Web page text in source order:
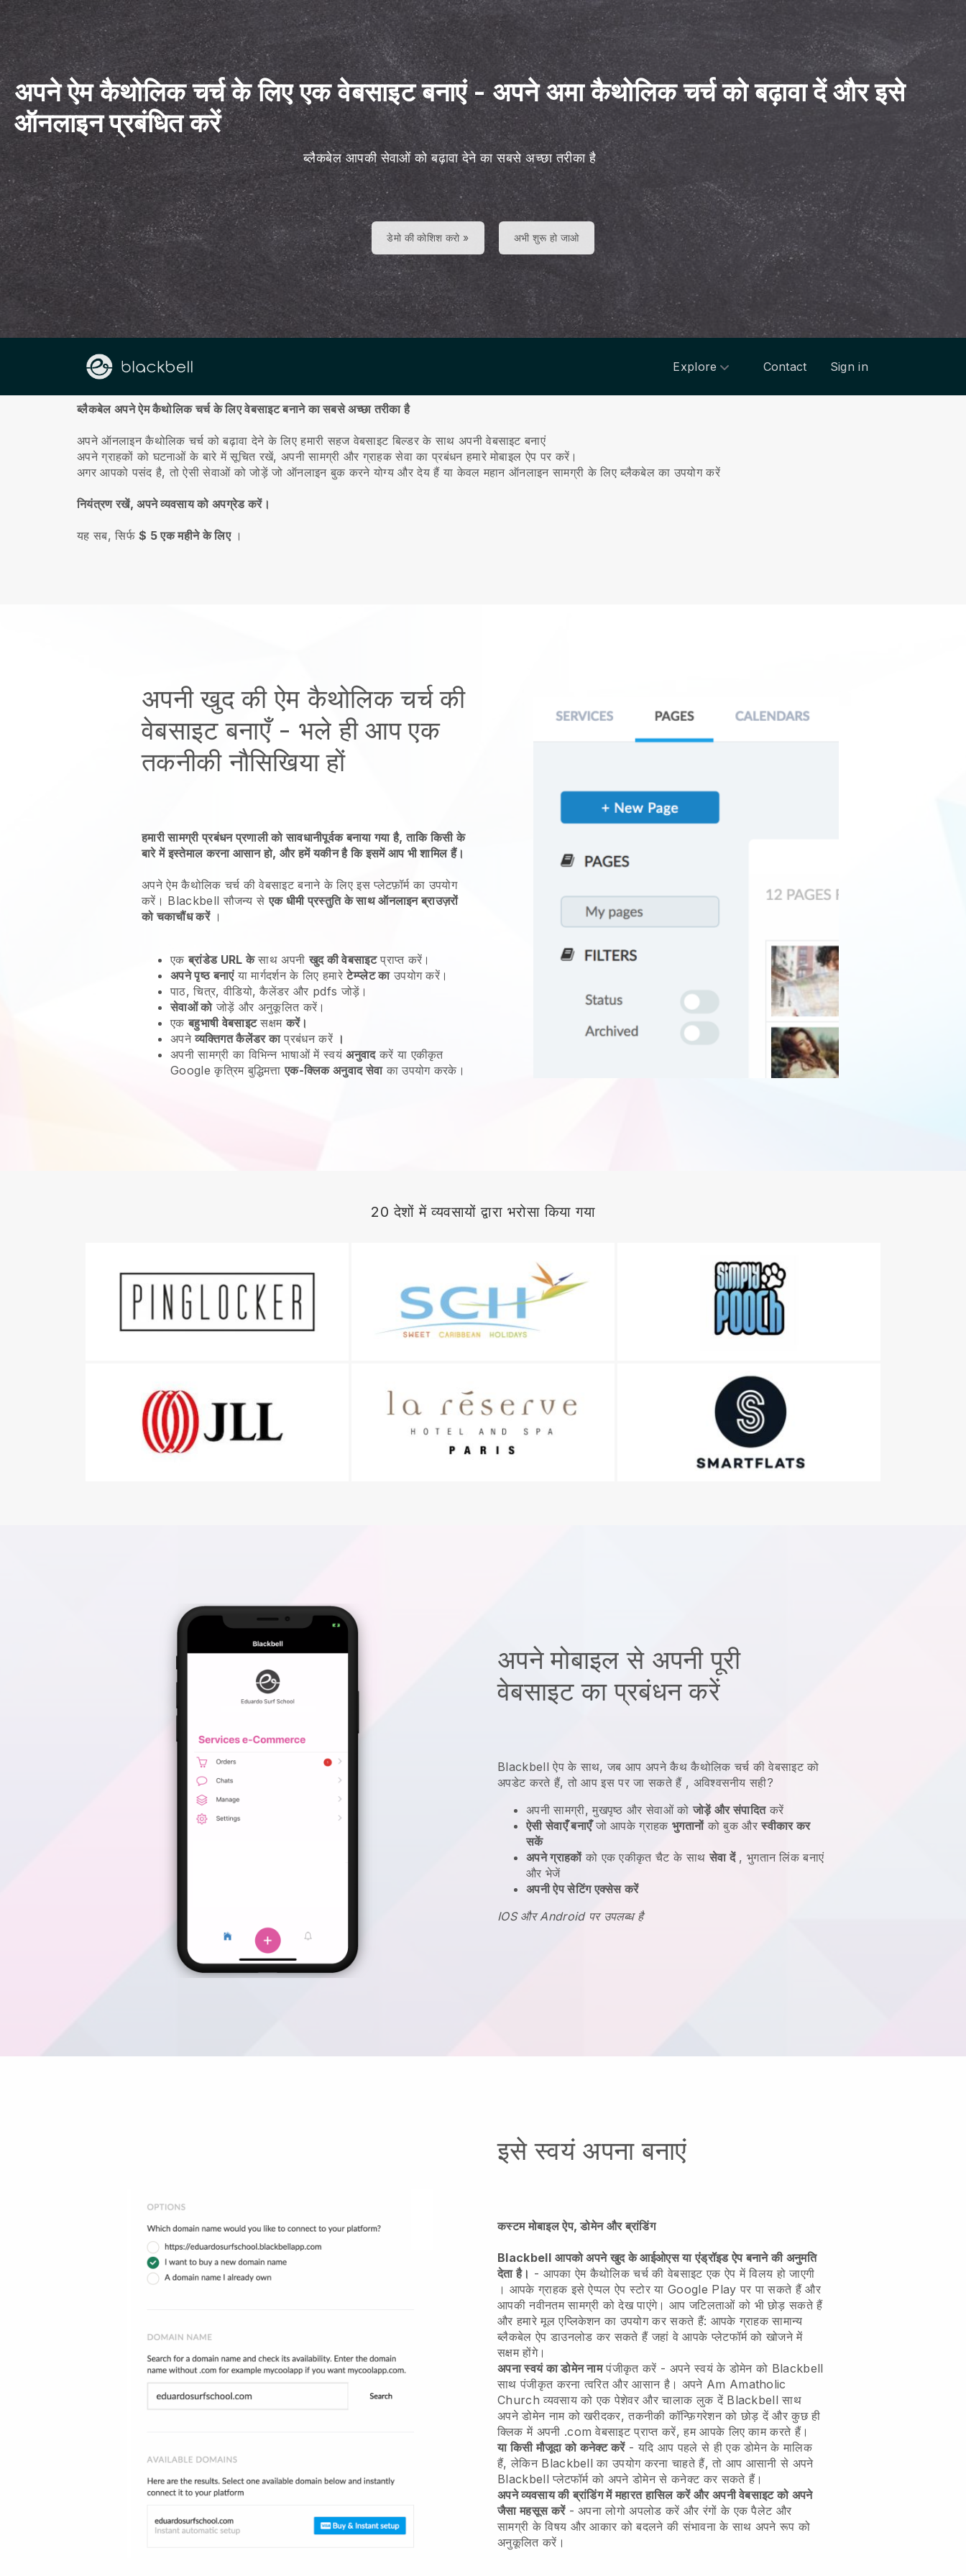
अपने ऐम कैथोलिक चर्च के लिए एक वेबसाइट बनाएं-अपने अमा कैथोलिक चर्च को बढ़ावा दें और इसे
ऑनलाइन प्रबंधित करें
ब्लैकबेल आपकी सेवाओं को बढ़ावा देने का सबसे अच्छा तरीका है
डेमो की कोशिश करो » अभी शुरू हो जाओ
Explore Contact Sign in
हमारे बारे में
ब्लैकबेल अपने ऐम कैथोलिक चर्च के लिए वेबसाइट बनाने का सबसे अच्छा तरीका है
अपने ऑनलाइन कैथोलिक चर्च को बढ़ावा देने के लिए हमारी सहज वेबसाइट बिल्डर के साथ अपनी वेबसाइट बनाएं
अपने ग्राहकों को घटनाओं के बारे में सूचित रखें, अपनी सामग्री और ग्राहक सेवा का प्रबंधन हमारे मोबाइल ऐप पर करें।
अगर आपको पसंद है, तो ऐसी सेवाओं को जोड़ें जो ऑनलाइन बुक करने योग्य और देय हैं या केवल महान ऑनलाइन सामग्री के लिए ब्लैकबेल का उपयोग करें
नियंत्रण रखें, अपने व्यवसाय को अपग्रेड करें।
यह सब, सिर्फ$ 5 एक महीने के लिए।
अपनी खुद की ऐम कैथोलिक चर्च की
वेबसाइट बनाएँ- भले ही आप एक
तकनीकी नौसिखिया हों
हमारी सामग्री प्रबंधन प्रणाली को सावधानीपूर्वक बनाया गया है, ताकि किसी के
बारे में इस्तेमाल करना आसान हो, और हमें यकीन है कि इसमें आप भी शामिल हैं।
अपने ऐम कैथोलिक चर्च की वेबसाइट बनाने के लिए इस प्लेटफ़ॉर्म का उपयोग
करें। Blackbell सौजन्य सेएक धीमी प्रस्तुति के साथ ऑनलाइन ब्राउज़रों
को चकाचौंध करें।
एकब्रांडेड URL केसाथ अपनीखुद की वेबसाइटप्राप्त करें।
अपने पृष्ठ बनाएंया मार्गदर्शन के लिए हमारेटेम्प्लेट काउपयोग करें।
पाठ, चित्र, वीडियो, कैलेंडर और pdfs जोड़ें।
सेवाओं कोजोड़ें और अनुकूलित करें।
एकबहुभाषी वेबसाइटसक्षमकरें।
अपनेव्यक्तिगत कैलेंडर काप्रबंधन करें ।
अपनी सामग्री का विभिन्न भाषाओं में स्वयंअनुवादकरें या एकीकृत
Google कृत्रिम बुद्धिमत्ताएक-क्लिक अनुवाद सेवाका उपयोग करके।
20 देशों में व्यवसायों द्वारा भरोसा किया गया
अपने मोबाइल से अपनी पूरी
वेबसाइट का प्रबंधन करें
Blackbell ऐप के साथ,जब आप अपने कैथ कैथोलिक चर्च की वेबसाइट को
अपडेट करते हैं, तो आप इस पर जा सकते हैं, अविश्वसनीय सही?
अपनी सामग्री, मुखपृष्ठ और सेवाओं कोजोड़ें और संपादितकरें
ऐसी सेवाएँ बनाएँजो आपके ग्राहकभुगतानोंको बुक औरस्वीकार कर
सकें
अपने ग्राहकोंको एक एकीकृत चैट के साथसेवा दें, भुगतान लिंक बनाएं
और भेजें
अपनी ऐप सेटिंग एक्सेस करें
IOS और Android पर उपलब्ध है
इसे स्वयं अपना बनाएं
कस्टम मोबाइल ऐप, डोमेन और ब्रांडिंग
Blackbell आपको अपने खुद के आईओएस या एंड्रॉइड ऐप बनाने की अनुमति
देता है। - आपका ऐम कैथोलिक चर्च की वेबसाइट एक ऐप में विलय हो जाएगी
। आपके ग्राहक इसे ऐप्पल ऐप स्टोर या Google Play पर पा सकते हैं और
आपकी नवीनतम सामग्री को देख पाएंगे। आप जटिलताओं को भी छोड़ सकते हैं
और हमारे मूल एप्लिकेशन का उपयोग कर सकते हैं: आपके ग्राहक सामान्य
ब्लैकबेल ऐप डाउनलोड कर सकते हैं जहां वे आपके प्लेटफॉर्म को खोजने में
सक्षम होंगे।
अपना स्वयं का डोमेन नामपंजीकृत करें - अपने स्वयं के डोमेन को Blackbell
साथ पंजीकृत करना त्वरित और आसान है। अपने Am Amatholic
Church व्यवसाय को एक पेशेवर और चालाक लुक दें Blackbell साथ
अपने डोमेन नाम को खरीदकर, तकनीकी कॉन्फ़िगरेशन को छोड़ दें और कुछ ही
क्लिक में अपनी .com वेबसाइट प्राप्त करें, हम आपके लिए काम करते हैं।
या किसी मौजूदा को कनेक्ट करें- यदि आप पहले से ही एक डोमेन के मालिक
हैं, लेकिन Blackbell का उपयोग करना चाहते हैं, तो आप आसानी से अपने
Blackbell प्लेटफॉर्म को अपने डोमेन से कनेक्ट कर सकते हैं।
अपने व्यवसाय की ब्रांडिंग में महारत हासिल करें और अपनी वेबसाइट को अपने
जैसा महसूस करें- अपना लोगो अपलोड करें और रंगों के एक पैलेट और
सामग्री के विषय और आकार को बदलने की संभावना के साथ अपने रूप को
अनुकूलित करें।